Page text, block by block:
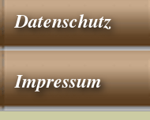
Datenschutz
Impressum